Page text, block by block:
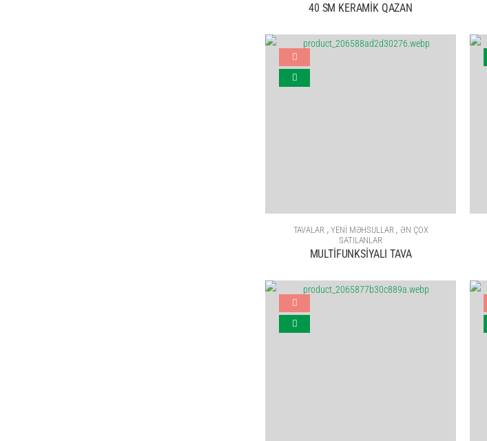
40 SM KERAMİK QAZAN
TAVALAR,YENİ MƏHSULLAR,ƏN ÇOX
SATILANLAR
MULTİFUNKSİYALI TAVA